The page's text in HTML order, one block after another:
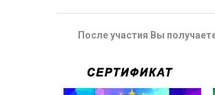
После участия Вы